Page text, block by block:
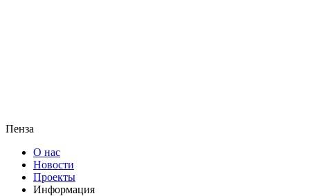
Пенза
О нас
Новости
Проекты
Информация